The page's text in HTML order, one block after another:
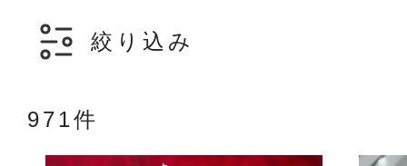
アテニアの「
絞り込み
971件